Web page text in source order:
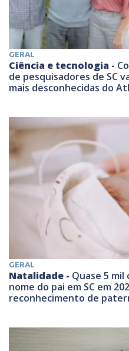
GERAL
Ciência e tecnologia -
de pesquisadores de SC
mais desconhecidas do
GERAL
Natalidade - Quase 5 mil
nome do pai em SC em
reconhecimento de